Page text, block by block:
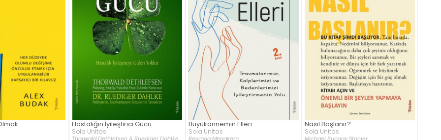
Hastalığın İyileştirici Gücü
Sola Unitas
Büyükannemin Elleri
Sola Unitas
Nasıl Başlanır?
Sola Unitas